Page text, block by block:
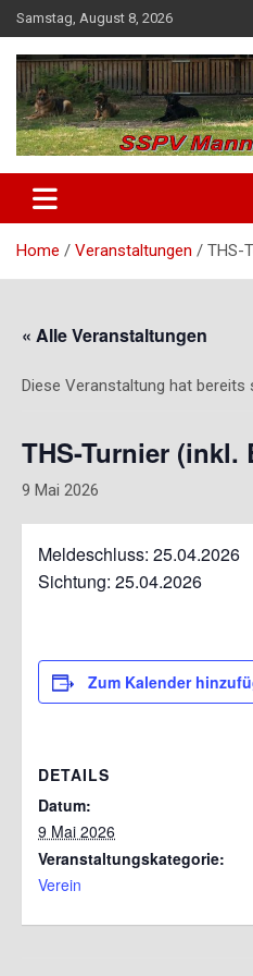
Skip
to
content
Samstag, August 8, 2026
SSPV
Home Veranstaltungen THS-
« Alle Veranstaltungen
Diese Veranstaltung hat bereits
THS-Turnier (inkl.
9 Mai 2026
Meldeschluss: 25.04.2026
Sichtung: 25.04.2026
Zum Kalender
DETAILS
Datum:
9 Mai 2026
Veranstaltungskategorie:
Verein